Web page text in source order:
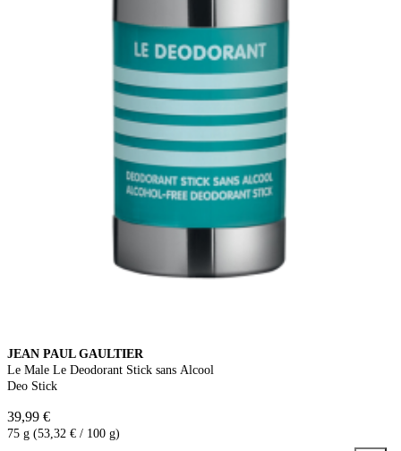
JEAN PAUL GAULTIER
Le Male Le Deodorant Stick sans Alcool
Deo Stick
39,99 €
75 g (53,32 € / 100 g)